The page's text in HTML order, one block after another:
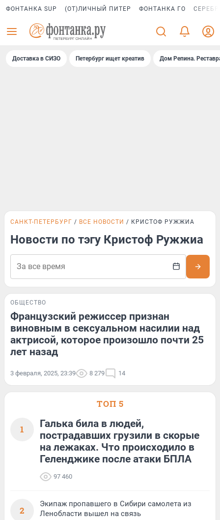
ФОНТАНКА SUP (ОТ)ЛИЧНЫЙ ПИТЕР ФОНТАНКА ГО
Доставка в СИЗО Петербург ищет креатив Дом Репина.
САНКТ-ПЕТЕРБУРГ ВСЕ НОВОСТИ КРИСТОФ РУЖЖИА
Новости по тэгу Кристоф Ружжиа
ОБЩЕСТВО
Французский режиссер признан
виновным в сексуальном насилии над
актрисой, которое произошло почти 25
лет назад
3 февраля, 2025, 23:39 8 279 14
ТОП 5
1
Галька била в людей,
пострадавших грузили в скорые
на лежаках. Что происходило в
Геленджике после атаки БПЛА
97 460
2
Экипаж пропавшего в Сибири самолета из
Ленобласти вышел на связь